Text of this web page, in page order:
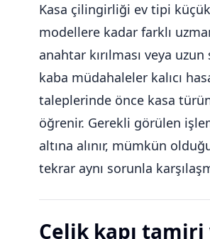
Kasa çilingirliği ev tipi
modellere kadar farklı
anahtar kırılması veya
kaba müdahaleler kalıcı
taleplerinde önce kasa
öğrenir. Gerekli görülen
altına alınır, mümkün
tekrar aynı sorunla
Çelik kapı tamiri